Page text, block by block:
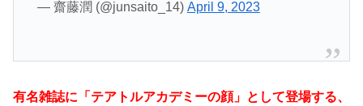
— 齋藤潤 (@junsaito_14) April 9, 2023
有名雑誌に「テアトルアカデミーの顔」として登場する、